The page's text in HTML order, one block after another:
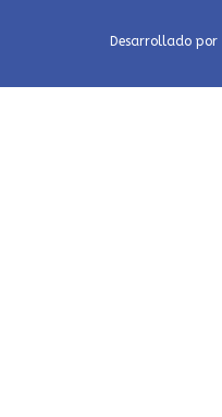
Desarrollado por